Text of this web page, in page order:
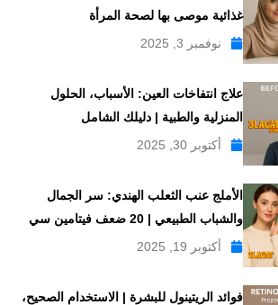
غذائية موصى بها لصحة المرأة
نوفمبر 3, 2025
علاج انتفاخات العين: الأسباب، الحلول
المنزلية والطبية | دليلك الشامل
أكتوبر 30, 2025
الأملج عنب الثعلب الهندي: سر الجمال
والشباب الطبيعي | 20 ضعف فيتامين سي
أكتوبر 19, 2025
فوائد الريتينول للبشرة | الاستخدام الصحيح،